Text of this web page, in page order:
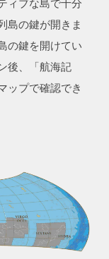
ィブな島で十分
島の鍵が開きま
の鍵を開けてい
後、「航海記
ップで確認でき